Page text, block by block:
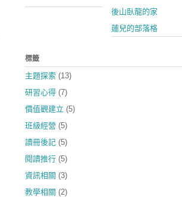
後山臥龍的家
蓮兒的部落格
標籤
主題探索 (13)
研習心得 (7)
價值觀建立 (5)
班級經營 (5)
讀冊後記 (5)
閱讀推行 (5)
資訊相關 (3)
教學相關 (2)